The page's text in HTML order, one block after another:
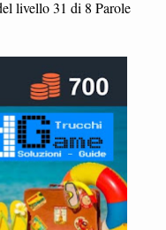
livello 31 di 8 Parole